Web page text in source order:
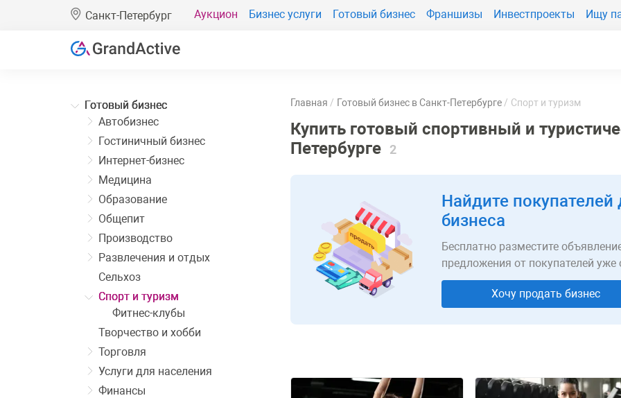
Санкт-Петербург Аукцион Бизнес услуги Готовый бизнес Франшизы Инвестпроекты Ищу
Готовый бизнес
Автобизнес
Гостиничный бизнес
Интернет-бизнес
Медицина
Образование
Общепит
Производство
Развлечения и отдых
Сельхоз
Спорт и туризм
Фитнес-клубы
Творчество и хобби
Торговля
Услуги для населения
Финансы
Главная Готовый бизнес в Санкт-Петербурге Спорт и туризм
Купить готовый спортивный и
Петербурге
2
Найдите покупателей
бизнеса
Бесплатно разместите
предложения от покупателей уже
Хочу продать бизнес